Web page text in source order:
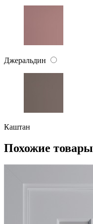
Джеральдин
Каштан
Похожие товары